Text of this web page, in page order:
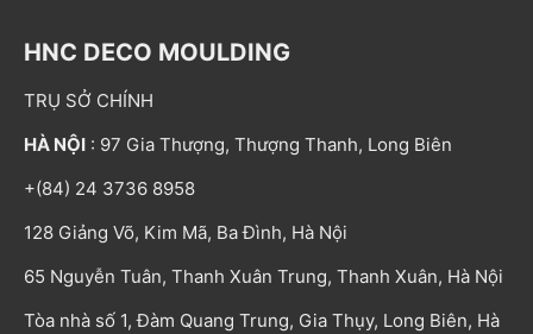
HNC DECO MOULDING
TRỤ SỞ CHÍNH
HÀ NỘI : 97 Gia Thượng, Thượng Thanh, Long Biên
+(84) 24 3736 8958
128 Giảng Võ, Kim Mã, Ba Đình, Hà Nội
65 Nguyễn Tuân, Thanh Xuân Trung, Thanh Xuân, Hà Nội
Tòa nhà số 1, Đàm Quang Trung, Gia Thụy, Long Biên, Hà